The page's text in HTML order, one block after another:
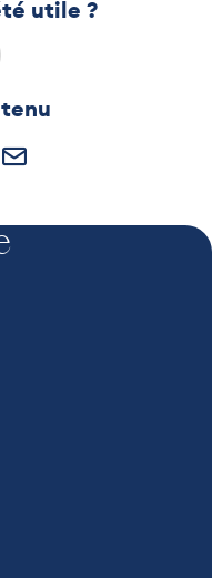
utile ?
(nouvelle fenêtre)
X / Twitter (nouvelle
sur WhatsApp
Partager par mail